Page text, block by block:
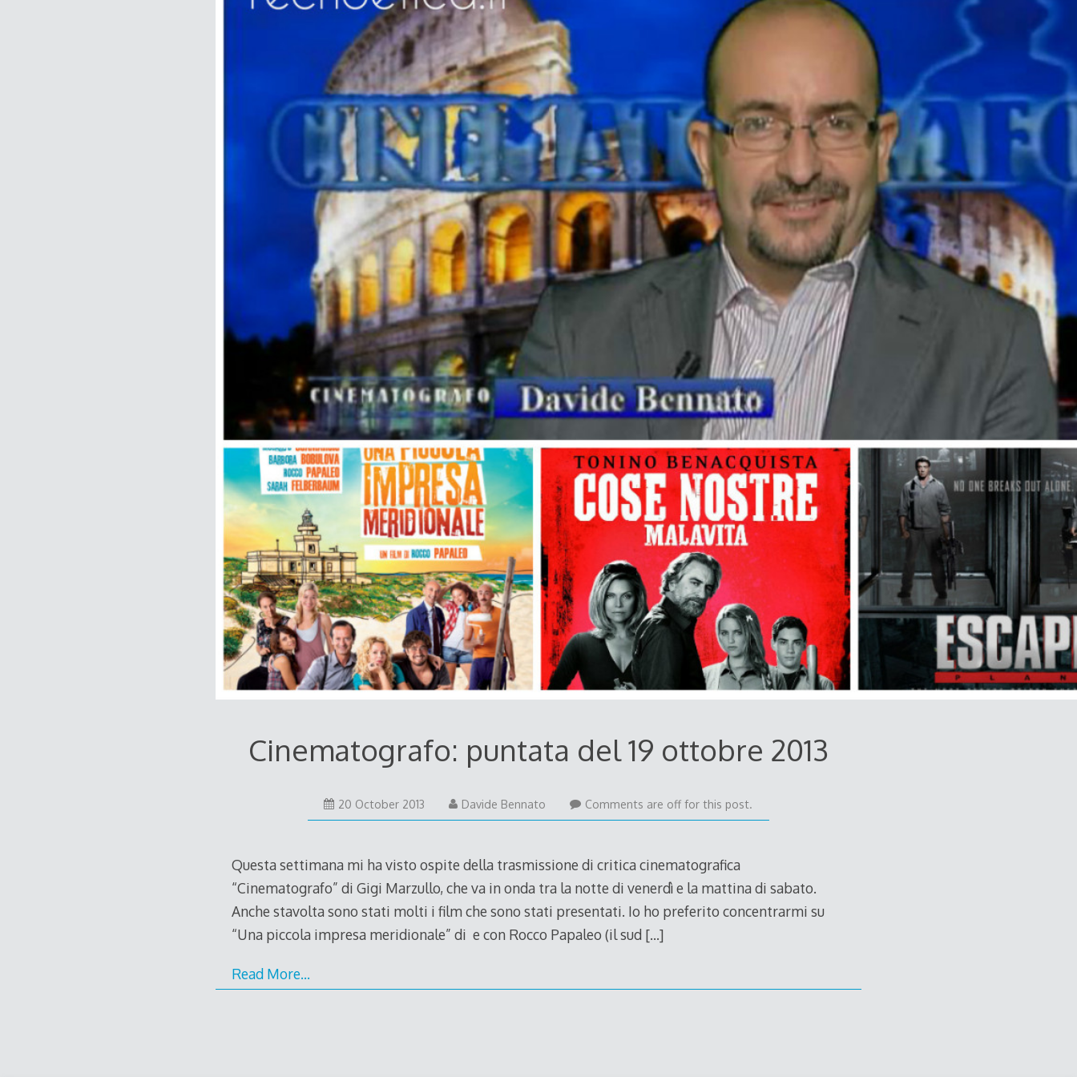
Cinematografo: puntata del 19 ottobre 2013
20 October 2013
October
Davide Bennato Comments are off for this post.
Questa settimana mi ha visto ospite della trasmissione di critica cinematografica
“Cinematografo” di Gigi Marzullo, che va in onda tra la notte di venerdì e la mattina di sabato.
Anche stavolta sono stati molti i film che sono stati presentati. Io ho preferito concentrarmi su
“Una piccola impresa meridionale” di e con Rocco Papaleo (il sud […]
Read More…